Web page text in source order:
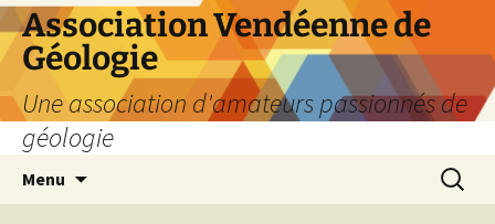
Aller
au
contenu
Association Vendéenne de
Géologie
Une association d'amateurs passionnés de
géologie
Menu